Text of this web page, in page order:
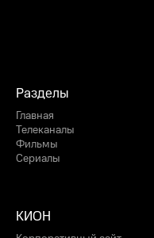
Разделы
Главная
Телеканалы
Фильмы
Сериалы
КИОН